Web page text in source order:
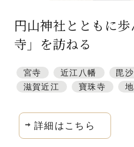
ニュース & トピックス
サイトポリシー
お問い合わせ
円山神社とともに
寺」を訪ねる
宮寺 近江八幡 毘
滋賀近江
寶珠寺
詳細はこちら